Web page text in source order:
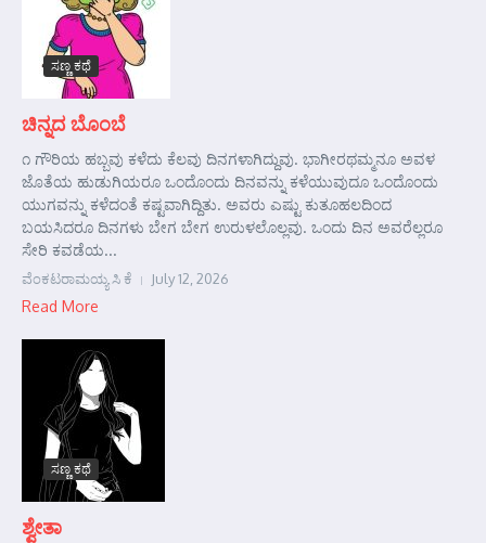
ಸಣ್ಣ ಕಥೆ
ಚಿನ್ನದ ಬೊಂಬೆ
೧ ಗೌರಿಯ ಹಬ್ಬವು ಕಳೆದು ಕೆಲವು ದಿನಗಳಾಗಿದ್ದುವು. ಭಾಗೀರಥಮ್ಮನೂ ಅವಳ
ಜೊತೆಯ ಹುಡುಗಿಯರೂ ಒಂದೊಂದು ದಿನವನ್ನು ಕಳೆಯುವುದೂ ಒಂದೊಂದು
ಯುಗವನ್ನು ಕಳೆದಂತೆ ಕಷ್ಟವಾಗಿದ್ದಿತು. ಅವರು ಎಷ್ಟು ಕುತೂಹಲದಿಂದ
ಬಯಸಿದರೂ ದಿನಗಳು ಬೇಗ ಬೇಗ ಉರುಳಲೊಲ್ಲವು. ಒಂದು ದಿನ ಅವರೆಲ್ಲರೂ
ಸೇರಿ ಕವಡೆಯ...
ವೆಂಕಟರಾಮಯ್ಯ ಸಿ ಕೆ July 12, 2026
Read More
ಸಣ್ಣ ಕಥೆ
ಶ್ವೇತಾ